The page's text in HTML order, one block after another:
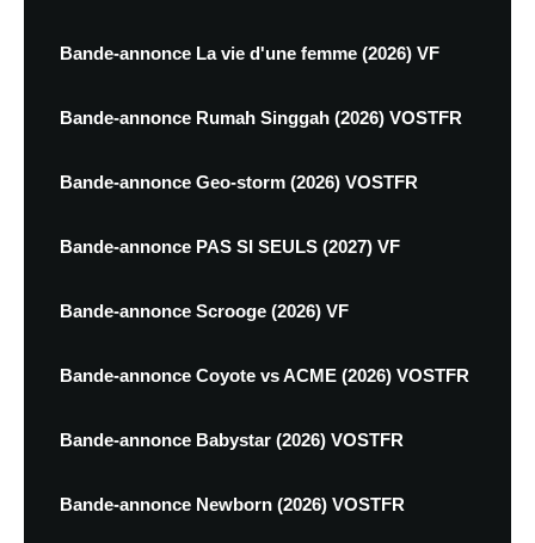
Bande-annonce La vie d'une femme (2026) VF
Bande-annonce Rumah Singgah (2026) VOSTFR
Bande-annonce Geo-storm (2026) VOSTFR
Bande-annonce PAS SI SEULS (2027) VF
Bande-annonce Scrooge (2026) VF
Bande-annonce Coyote vs ACME (2026) VOSTFR
Bande-annonce Babystar (2026) VOSTFR
Bande-annonce Newborn (2026) VOSTFR